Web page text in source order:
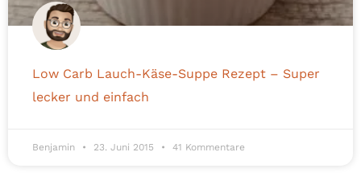
Low Carb Lauch-Käse-Suppe Rezept – Super
lecker und einfach
Benjamin 23. Juni 2015 41 Kommentare